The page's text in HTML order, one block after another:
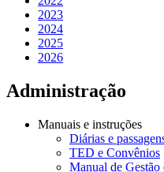
2023
2024
2025
2026
Administração
Manuais e instruções
Diárias e
TED e Convênios
Manual de Gestão